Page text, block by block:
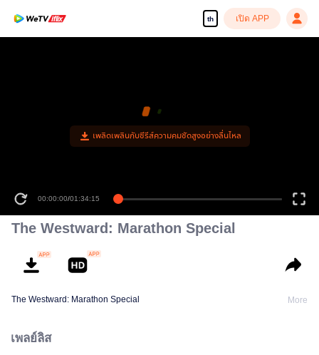
th เปิด APP
เพลิดเพลินกับซีรีส์ความคมชัดสูงอย่างลื่นไหล
00:00:00/01:34:15
The Westward: Marathon Special
The Westward: Marathon Special More
เพลย์ลิส